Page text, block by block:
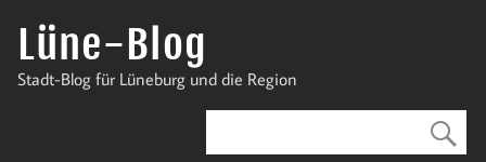
InhaltLüne-Blog
Stadt-Blog für Lüneburg und die Region